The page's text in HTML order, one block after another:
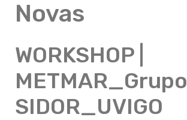
Novas
WORKSHOP |
METMAR_Grupo
SIDOR_UVIGO